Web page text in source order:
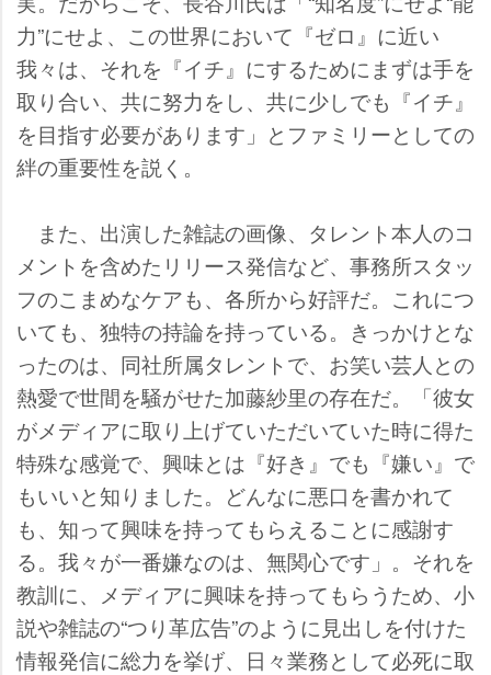
力”にせよ、この世界において『ゼロ』に近い
我々は、それを『イチ』にするためにまずは手を
取り合い、共に努力をし、共に少しでも『イチ』
を目指す必要があります」とファミリーとしての
絆の重要性を説く。
また、出演した雑誌の画像、タレント本人のコ
メントを含めたリリース発信など、事務所スタッ
フのこまめなケアも、各所から好評だ。これにつ
いても、独特の持論を持っている。きっかけとな
ったのは、同社所属タレントで、お笑い芸人との
熱愛で世間を騒がせた加藤紗里の存在だ。「彼女
がメディアに取り上げていただいていた時に得た
特殊な感覚で、興味とは『好き』でも『嫌い』で
もいいと知りました。どんなに悪口を書かれて
も、知って興味を持ってもらえることに感謝す
る。我々が一番嫌なのは、無関心です」。それを
教訓に、メディアに興味を持ってもらうため、小
説や雑誌の“つり革広告”のように見出しを付けた
情報発信に総力を挙げ、日々業務として必死に取